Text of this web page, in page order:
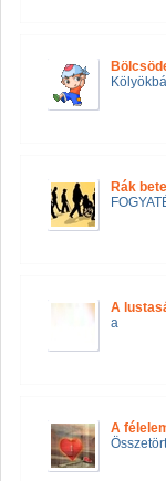
Rák
A
a
A